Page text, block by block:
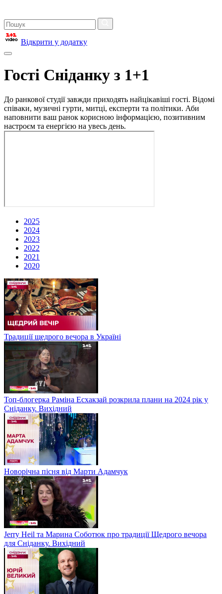
Відкрити у додатку
Гості Сніданку з 1+1
До ранкової студії завжди приходять найцікавіші гості. Відомі
співаки, музичні гурти, митці, експерти та політики. Аби
наповнити ваш ранок корисною інформацією, позитивним
настроєм та енергією на увесь день.
2025
2024
2023
2022
2021
2020
Традиції щедрого вечора в Україні
Топ-блогерка Раміна Есхакзай розкрила плани на 2024 рік у
Сніданку. Вихідний
Новорічна пісня від Марти Адамчук
Jerry Heil та Марина Соботюк про традиції Щедрого вечора
для Сніданку. Вихідний